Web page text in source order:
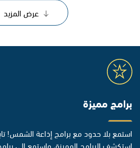
عرض المزيد
برامج مميزة
استمع بلا حدود مع برامج إذاعة الشمس!
استكشف البرامج المميزة، واستمع إلى